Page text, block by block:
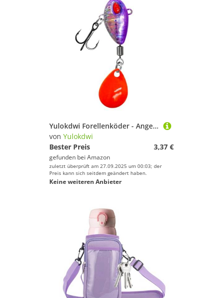
Yulokdwi Forellenköder - Angelköder Mit Haken | Fischzubehör Für Fluss Meer Süßwasser See Boot Kajak Camping Outdoor Angeln Fischen
von Yulokdwi
Bester Preis
3,37 €
gefunden bei Amazon
zuletzt überprüft am 27.09.2025 um 00:03; der
Preis kann sich seitdem geändert haben.
Keine weiteren Anbieter